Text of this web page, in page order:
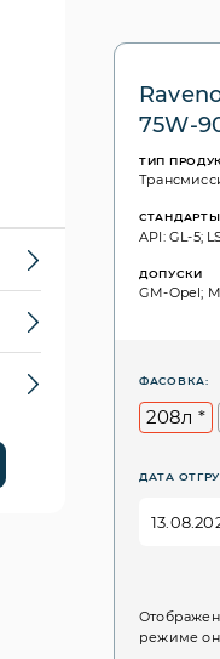
75W-
ТИП
СТАНДАРТЫ
API: GL-5;
ДОПУСКИ
GM-Opel;
ФАСОВКА:
208л *
ДАТА
режиме